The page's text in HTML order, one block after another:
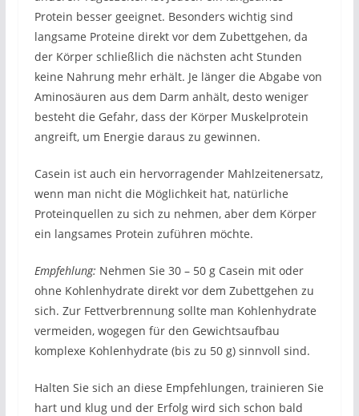
Protein besser geeignet. Besonders wichtig sind
langsame Proteine direkt vor dem Zubettgehen, da
der Körper schließlich die nächsten acht Stunden
keine Nahrung mehr erhält. Je länger die Abgabe von
Aminosäuren aus dem Darm anhält, desto weniger
besteht die Gefahr, dass der Körper Muskelprotein
angreift, um Energie daraus zu gewinnen.
Casein ist auch ein hervorragender Mahlzeitenersatz,
wenn man nicht die Möglichkeit hat, natürliche
Proteinquellen zu sich zu nehmen, aber dem Körper
ein langsames Protein zuführen möchte.
Empfehlung: Nehmen Sie 30 – 50 g Casein mit oder
ohne Kohlenhydrate direkt vor dem Zubettgehen zu
sich. Zur Fettverbrennung sollte man Kohlenhydrate
vermeiden, wogegen für den Gewichtsaufbau
komplexe Kohlenhydrate (bis zu 50 g) sinnvoll sind.
Halten Sie sich an diese Empfehlungen, trainieren Sie
hart und klug und der Erfolg wird sich schon bald